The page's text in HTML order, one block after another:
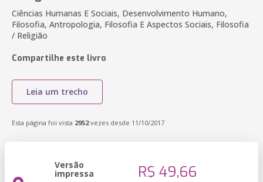
Ciências Humanas E Sociais, Desenvolvimento Humano,
Filosofia, Antropologia, Filosofia E Aspectos Sociais, Filosofia
/ Religião
Compartilhe este livro
Leia um trecho
Esta página foi vista 2952vezes desde 11/10/2017
Versão
impressa R$ 49,66